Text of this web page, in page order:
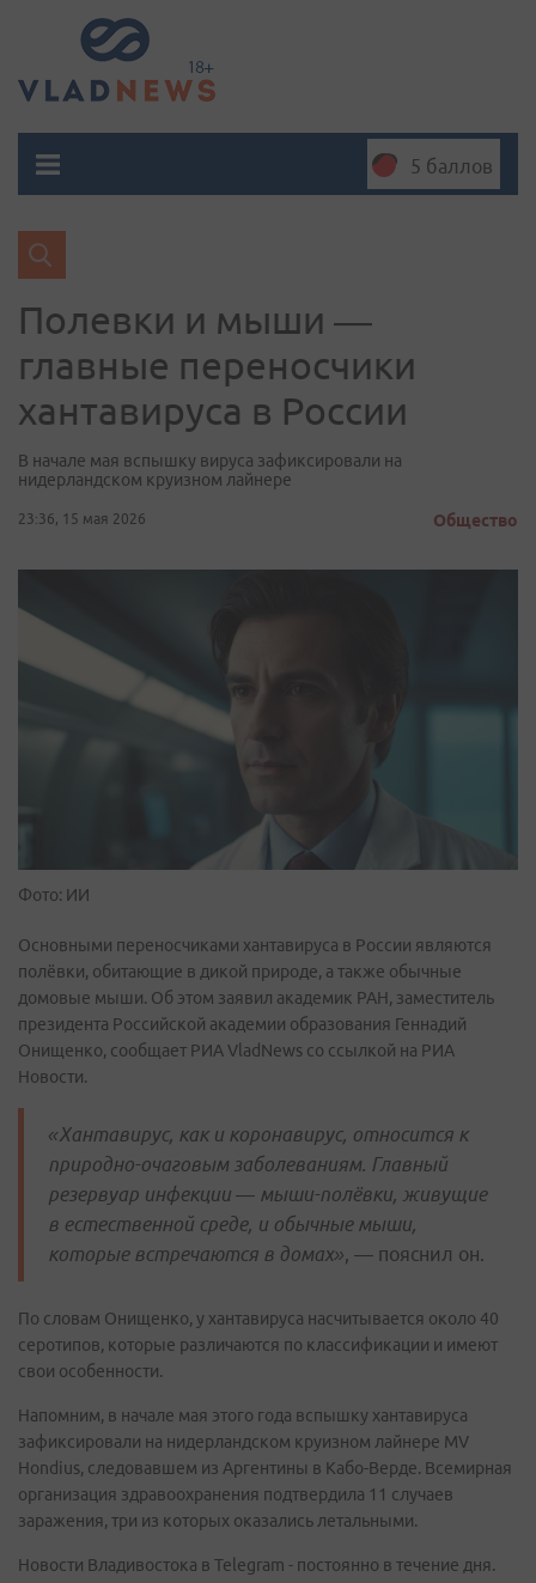
5 баллов
Полевки и мыши —
главные переносчики
хантавируса в России
В начале мая вспышку вируса зафиксировали на
нидерландском круизном лайнере
23:36, 15 мая 2026 Общество
Фото: ИИ
Основными переносчиками хантавируса в России являются
полёвки, обитающие в дикой природе, а также обычные
домовые мыши. Об этом заявил академик РАН, заместитель
президента Российской академии образования Геннадий
Онищенко, сообщает РИА VladNews со ссылкой на РИА
Новости.
«Хантавирус, как и коронавирус, относится к
природно-очаговым заболеваниям. Главный
резервуар инфекции — мыши-полёвки, живущие
в естественной среде, и обычные мыши,
которые встречаются в домах», — пояснил он.
По словам Онищенко, у хантавируса насчитывается около 40
серотипов, которые различаются по классификации и имеют
свои особенности.
Напомним, в начале мая этого года вспышку хантавируса
зафиксировали на нидерландском круизном лайнере MV
Hondius, следовавшем из Аргентины в Кабо-Верде. Всемирная
организация здравоохранения подтвердила 11 случаев
заражения, три из которых оказались летальными.
Новости Владивостока в Telegram - постоянно в течение дня.